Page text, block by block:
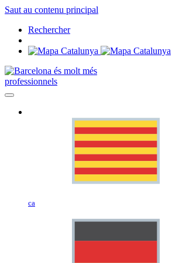
Saut au contenu principal
Rechercher
professionnels
ca